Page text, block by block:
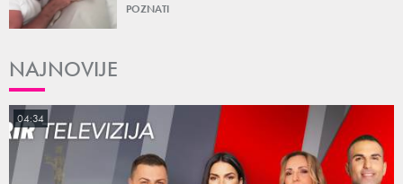
POZNATI
NAJNOVIJE
04:34